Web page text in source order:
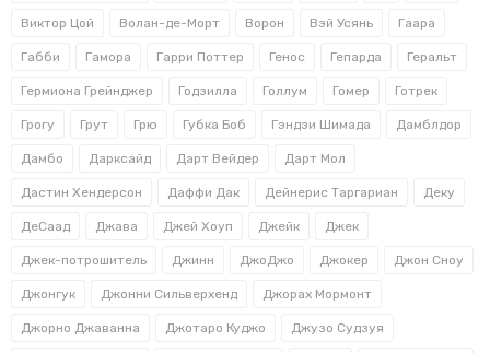
Виктор Цой Волан-де-Морт Ворон Вэй Усянь Гаара
Габби Гамора Гарри Поттер Генос Гепарда Геральт
Гермиона Грейнджер Годзилла Голлум Гомер Готрек
Грогу Грут Грю Губка Боб Гэндзи Шимада Дамблдор
Дамбо Дарксайд Дарт Вейдер Дарт Мол
Дастин Хендерсон Даффи Дак Дейнерис Таргариан Деку
ДеСаад Джава Джей Хоуп Джейк Джек
Джек-потрошитель Джинн ДжоДжо Джокер Джон Сноу
Джонгук Джонни Сильверхенд Джорах Мормонт
Джорно Джаванна Джотаро Куджо Джузо Судзуя